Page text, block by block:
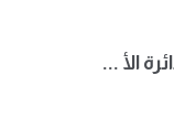
الأ ...